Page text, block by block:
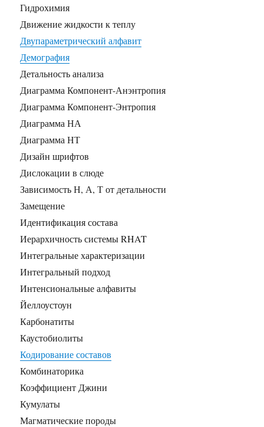
Гидрохимия
Движение жидкости к теплу
Двупараметрический алфавит
Демография
Детальность анализа
Диаграмма Компонент-Анэнтропия
Диаграмма Компонент-Энтропия
Диаграмма НА
Диаграмма НТ
Дизайн шрифтов
Дислокации в слюде
Зависимость Н, А, Т от детальности
Замещение
Идентификация состава
Иерархичность системы RHAT
Интегральные характеризации
Интегральный подход
Интенсиональные алфавиты
Йеллоустоун
Карбонатиты
Каустобиолиты
Кодирование составов
Комбинаторика
Коэффициент Джини
Кумулаты
Магматические породы